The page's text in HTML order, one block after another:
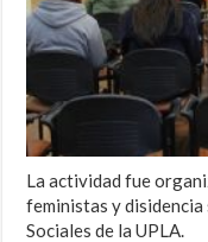
La actividad fue
feministas y disidencia
Sociales de la UPLA.